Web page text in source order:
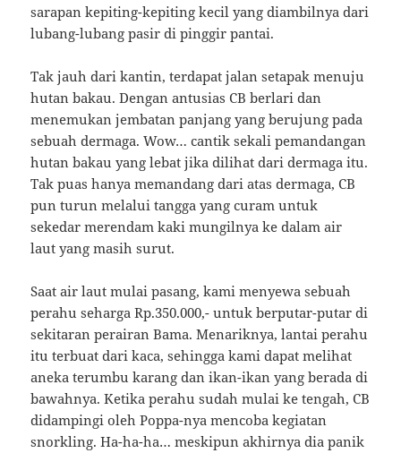
sarapan kepiting-kepiting kecil yang diambilnya dari
lubang-lubang pasir di pinggir pantai.
Tak jauh dari kantin, terdapat jalan setapak menuju
hutan bakau. Dengan antusias CB berlari dan
menemukan jembatan panjang yang berujung pada
sebuah dermaga. Wow… cantik sekali pemandangan
hutan bakau yang lebat jika dilihat dari dermaga itu.
Tak puas hanya memandang dari atas dermaga, CB
pun turun melalui tangga yang curam untuk
sekedar merendam kaki mungilnya ke dalam air
laut yang masih surut.
Saat air laut mulai pasang, kami menyewa sebuah
perahu seharga Rp.350.000,- untuk berputar-putar di
sekitaran perairan Bama. Menariknya, lantai perahu
itu terbuat dari kaca, sehingga kami dapat melihat
aneka terumbu karang dan ikan-ikan yang berada di
bawahnya. Ketika perahu sudah mulai ke tengah, CB
didampingi oleh Poppa-nya mencoba kegiatan
snorkling. Ha-ha-ha… meskipun akhirnya dia panik